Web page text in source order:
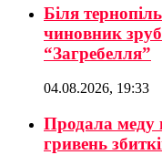
Біля
чиновник
“Загребелля”
04.08.2026, 19:33
Продала меду
гривень